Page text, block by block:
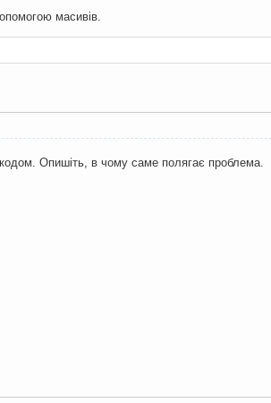
масивів.
Опишіть, в чому саме полягає проблема.